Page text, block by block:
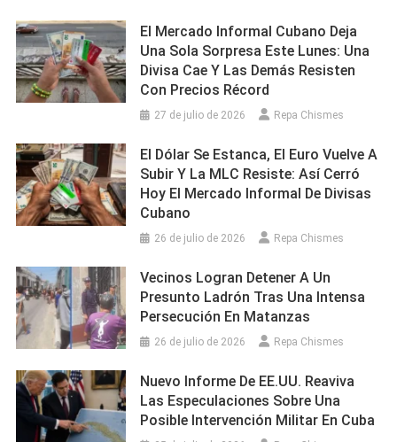
El Mercado Informal Cubano Deja
Una Sola Sorpresa Este Lunes: Una
Divisa Cae Y Las Demás Resisten
Con Precios Récord
27 de julio de 2026 Repa Chismes
El Dólar Se Estanca, El Euro Vuelve A
Subir Y La MLC Resiste: Así Cerró
Hoy El Mercado Informal De Divisas
Cubano
26 de julio de 2026 Repa Chismes
Vecinos Logran Detener A Un
Presunto Ladrón Tras Una Intensa
Persecución En Matanzas
26 de julio de 2026 Repa Chismes
Nuevo Informe De EE.UU. Reaviva
Las Especulaciones Sobre Una
Posible Intervención Militar En Cuba